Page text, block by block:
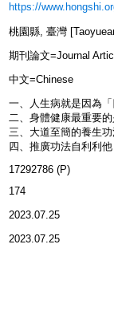
https://
桃園縣, 臺灣
期刊論文=Journal
中文=Chinese
一、人生病就是因為
二、身體健康最重要
三、大道至簡的養生
四、推廣功法自利利
17292786 (P)
174
2023.07.25
2023.07.25